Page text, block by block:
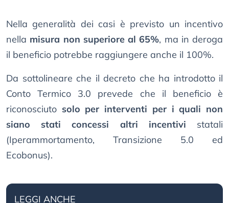
Nella generalità dei casi è previsto un incentivo
nella misura non superiore al 65%, ma in deroga
il beneficio potrebbe raggiungere anche il 100%.
Da sottolineare che il decreto che ha introdotto il
Conto Termico 3.0 prevede che il beneficio è
riconosciuto solo per interventi per i quali non
siano stati concessi altri incentivi statali
(Iperammortamento, Transizione 5.0 ed
Ecobonus).
LEGGI ANCHE